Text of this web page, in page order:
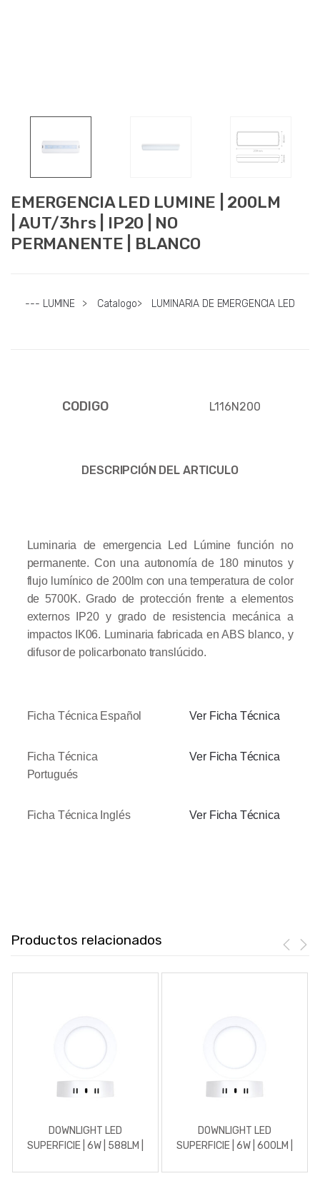
EMERGENCIA LED LUMINE | 200LM
| AUT/3hrs | IP20 | NO
PERMANENTE | BLANCO
--- LUMINE > Catalogo> LUMINARIA DE EMERGENCIA LED
CODIGO L116N200
DESCRIPCIÓN DEL ARTICULO
Luminaria de emergencia Led Lúmine función no
permanente. Con una autonomía de 180 minutos y
flujo lumínico de 200lm con una temperatura de color
de 5700K. Grado de protección frente a elementos
externos IP20 y grado de resistencia mecánica a
impactos IK06. Luminaria fabricada en ABS blanco, y
difusor de policarbonato translúcido.
Ficha Técnica Español Ver Ficha Técnica
Ficha Técnica
Portugués
Ver Ficha Técnica
Ficha Técnica Inglés Ver Ficha Técnica
Productos relacionados
DOWNLIGHT LED
SUPERFICIE | 6W | 588LM |
BLANCO
DOWNLIGHT LED
SUPERFICIE | 6W | 600LM |